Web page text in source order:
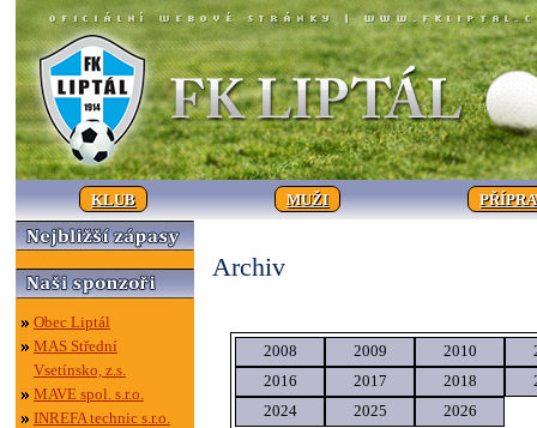
KLUB MUŽI
Obec Liptál
MAS Střední
Vsetínsko, z.s.
MAVE spol. s.r.o.
INREFA technic s.r.o.
Archiv
2008 2009 2010
2016
2017 2018
2024
2025 2026